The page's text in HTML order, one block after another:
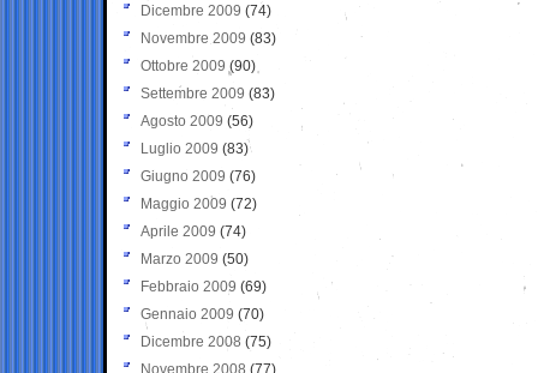
Dicembre 2009 (74)
Novembre 2009 (83)
Ottobre 2009 (90)
Settembre 2009 (83)
Agosto 2009 (56)
Luglio 2009 (83)
Giugno 2009 (76)
Maggio 2009 (72)
Aprile 2009 (74)
Marzo 2009 (50)
Febbraio 2009 (69)
Gennaio 2009 (70)
Dicembre 2008 (75)
Novembre 2008 (77)